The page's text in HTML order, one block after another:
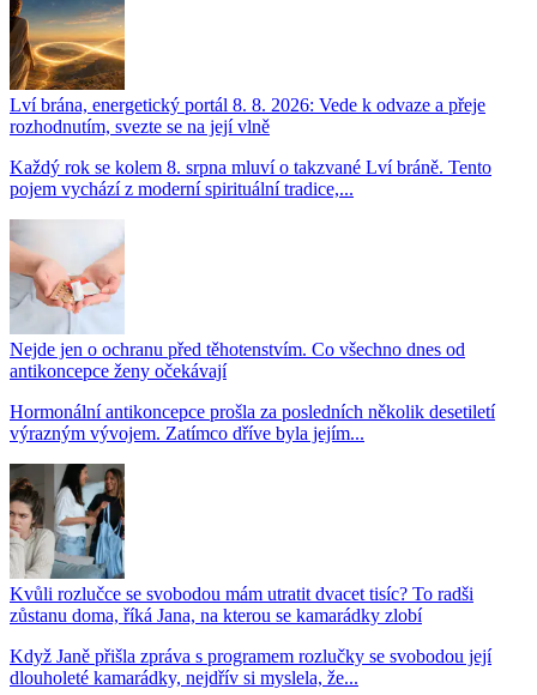
Lví brána, energetický portál 8. 8. 2026: Vede k odvaze a přeje
rozhodnutím, svezte se na její vlně
Každý rok se kolem 8. srpna mluví o takzvané Lví bráně. Tento
pojem vychází z moderní spirituální tradice,...
Nejde jen o ochranu před těhotenstvím. Co všechno dnes od
antikoncepce ženy očekávají
Hormonální antikoncepce prošla za posledních několik desetiletí
výrazným vývojem. Zatímco dříve byla jejím...
Kvůli rozlučce se svobodou mám utratit dvacet tisíc? To radši
zůstanu doma, říká Jana, na kterou se kamarádky zlobí
Když Janě přišla zpráva s programem rozlučky se svobodou její
dlouholeté kamarádky, nejdřív si myslela, že...